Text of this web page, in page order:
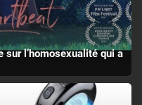
sur l’homosexualité qui a